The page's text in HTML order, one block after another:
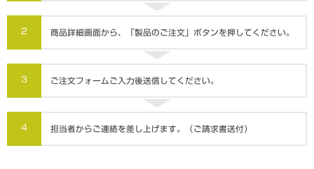
2 商品詳細画面から、「製品のご注文」ボタンを押してください。
3 ご注文フォームご入力後送信してください。
4 担当者からご連絡を差し上げます。（ご請求書送付）